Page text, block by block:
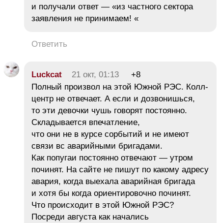
и получали ответ — «из частного сектора
заявления не принимаем! «
Ответить
Luckcat 21 окт, 01:13
+8
Полный произвол на этой Южной РЭС. Колл-
центр не отвечает. А если и дозвонишься,
то эти девочки чушь говорят постоянно.
Складывается впечатление,
что они не в курсе сорбытий и не имеют
связи вс аварийными бригадами.
Как попугаи постоянно отвечают — утром
починят. На сайте не пишут по какому адресу
авария, когда выехала аварийная бригада
и хотя бы когда ориентировочно починят.
Что происходит в этой Южной РЭС?
Посреди августа как начались